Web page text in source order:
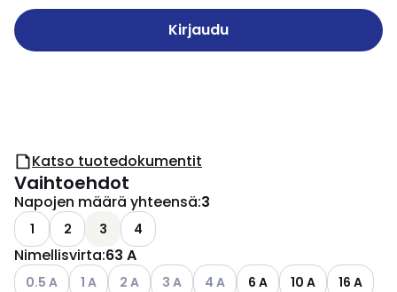
Kirjaudu
Katso tuotedokumentit
Vaihtoehdot
Napojen määrä yhteensä:3
1 2 3 4
Nimellisvirta:63 A
Katso käytettävissä olevat vaihtoehdot
0.5 A Katso käytettävissä olevat vaihtoehdot
1 A Katso käytettävissä olevat vaihtoehdot
2 A Katso käytettävissä olevat vaihtoehdot
3 A Katso käytettävissä olevat
4 A 6 A 10 A
16 A